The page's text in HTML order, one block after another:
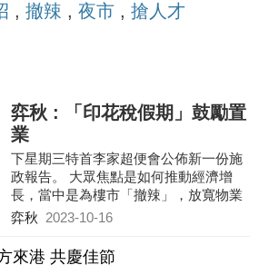
, 撤辣 , 夜市 , 搶人才
弈秋 : 「印花稅假期」鼓勵置
業
下星期三特首李家超便會公佈新一份施
政報告。 大眾焦點是如何推動經濟增
長，當中是為樓市「撤辣」，放寬物業
買賣的多項管制措施，尤其受到關注。
弈秋 2023-10-16
來港 共慶佳節